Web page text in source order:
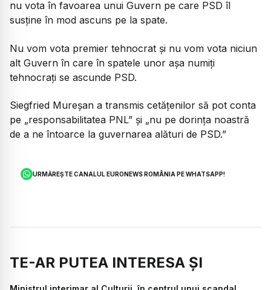
nu vota în favoarea unui Guvern pe care PSD îl
susține în mod ascuns pe la spate.
Nu vom vota premier tehnocrat și nu vom vota niciun
alt Guvern în care în spatele unor așa numiți
tehnocrați se ascunde PSD.
Siegfried Mureșan a transmis cetățenilor să pot conta
pe „responsabilitatea PNL” și „nu pe dorința noastră
de a ne întoarce la guvernarea alături de PSD.”
URMĂREȘTE CANALUL EURONEWS ROMÂNIA PE WHATSAPP!
TE-AR PUTEA INTERESA ȘI